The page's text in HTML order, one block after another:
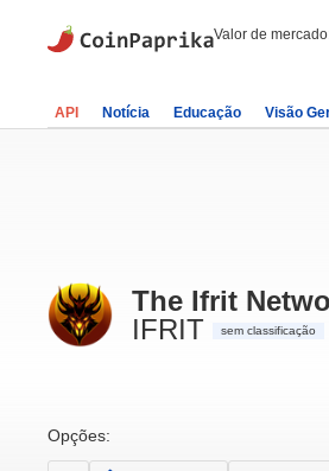
Valor de
API Notícia Educação Visão
The Ifrit
IFRIT
sem classificação
Opções: